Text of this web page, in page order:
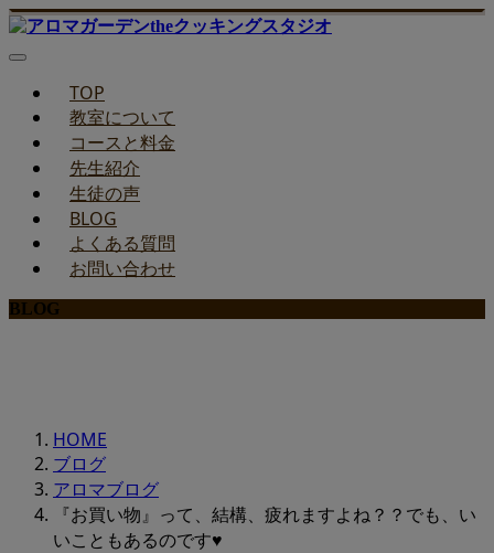
TOP
教室について
コースと料金
先生紹介
生徒の声
BLOG
よくある質問
お問い合わせ
BLOG
HOME
ブログ
アロマブログ
『お買い物』って、結構、疲れますよね？？でも、い
いこともあるのです♥